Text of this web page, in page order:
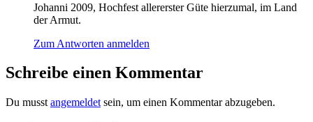
Johanni 2009, Hochfest allererster Güte hierzumal, im Land
der Armut.
Zum Antworten anmelden
Schreibe einen Kommentar
Du musst angemeldet sein, um einen Kommentar abzugeben.